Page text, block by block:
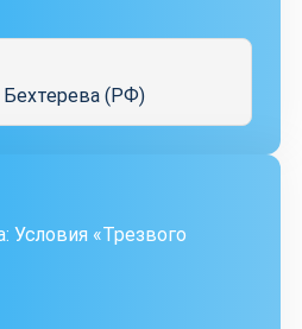
(РФ)
Условия «Трезвого